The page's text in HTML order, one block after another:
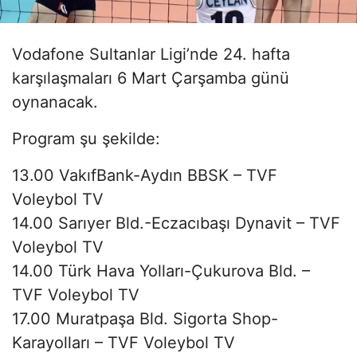
Vodafone Sultanlar Ligi’nde 24. hafta
karşılaşmaları 6 Mart Çarşamba günü
oynanacak.
Program şu şekilde:
13.00 VakıfBank-Aydın BBSK – TVF
Voleybol TV
14.00 Sarıyer Bld.-Eczacıbaşı Dynavit – TVF
Voleybol TV
14.00 Türk Hava Yolları-Çukurova Bld. –
TVF Voleybol TV
17.00 Muratpaşa Bld. Sigorta Shop-
Karayolları – TVF Voleybol TV